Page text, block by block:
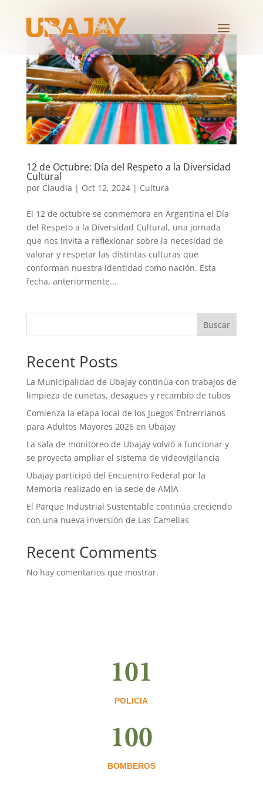
12 de Octubre: Día del Respeto a la Diversidad
Cultural
por Claudia | Oct 12, 2024| Cultura
El 12 de octubre se conmemora en Argentina el Día
del Respeto a la Diversidad Cultural, una jornada
que nos invita a reflexionar sobre la necesidad de
valorar y respetar las distintas culturas que
conforman nuestra identidad como nación. Esta
fecha, anteriormente...
Buscar
Recent Posts
La Municipalidad de Ubajay continúa con trabajos de
limpieza de cunetas, desagües y recambio de tubos
Comienza la etapa local de los Juegos Entrerrianos
para Adultos Mayores 2026 en Ubajay
La sala de monitoreo de Ubajay volvió a funcionar y
se proyecta ampliar el sistema de videovigilancia
Ubajay participó del Encuentro Federal por la
Memoria realizado en la sede de AMIA
El Parque Industrial Sustentable continúa creciendo
con una nueva inversión de Las Camelias
Recent Comments
No hay comentarios que mostrar.
101
POLICIA
100
BOMBEROS